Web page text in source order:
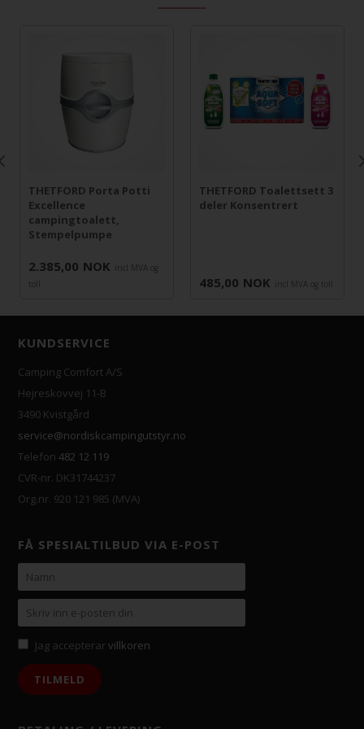
THETFORD Porta Potti
Excellence
campingtoalett,
Stempelpumpe
2.385,00 NOK
incl MVA og
toll
THETFORD Toalettsett 3
deler Konsentrert
485,00 NOK incl MVA og toll
KUNDSERVICE
Camping Comfort A/S
Hejreskovvej 11-B
3490 Kvistgård
service@nordiskcampingutstyr.no
Telefon482 12 119
CVR-nr. DK31744237
Org.nr. 920 121 985 (MVA)
FÅ SPESIALTILBUD VIA E-POST
Jag accepterarvillkoren